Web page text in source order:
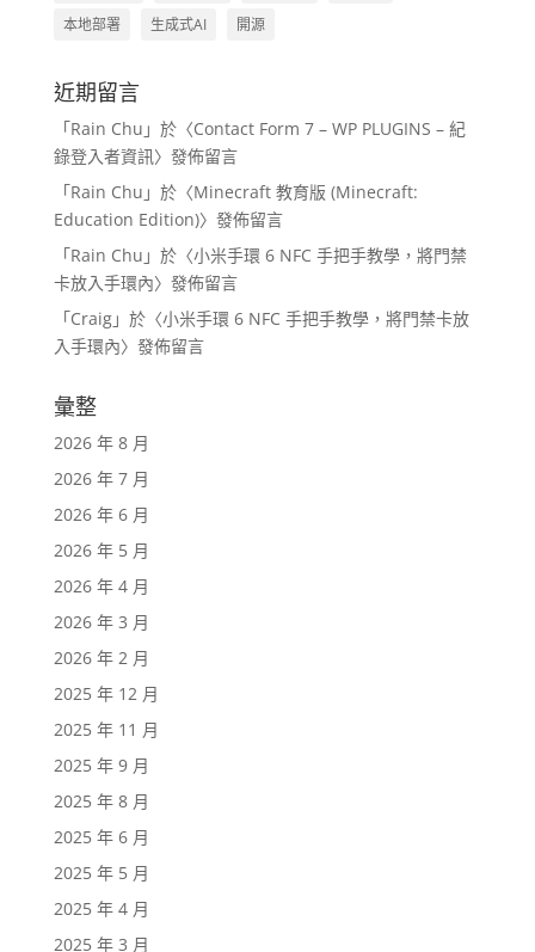
本地部署 生成式AI 開源
近期留言
「Rain Chu 」於〈Contact Form 7 – WP PLUGINS – 紀
錄登入者資訊〉發佈留言
「Rain Chu 」於〈Minecraft 教育版 (Minecraft:
Education Edition)〉發佈留言
「Rain Chu 」於〈小米手環 6 NFC 手把手教學，將門禁
卡放入手環內〉發佈留言
「Craig」於〈小米手環 6 NFC 手把手教學，將門禁卡放
入手環內〉發佈留言
彙整
2026 年 8 月
2026 年 7 月
2026 年 6 月
2026 年 5 月
2026 年 4 月
2026 年 3 月
2026 年 2 月
2025 年 12 月
2025 年 11 月
2025 年 9 月
2025 年 8 月
2025 年 6 月
2025 年 5 月
2025 年 4 月
2025 年 3 月